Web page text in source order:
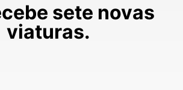
sete novas
viaturas.